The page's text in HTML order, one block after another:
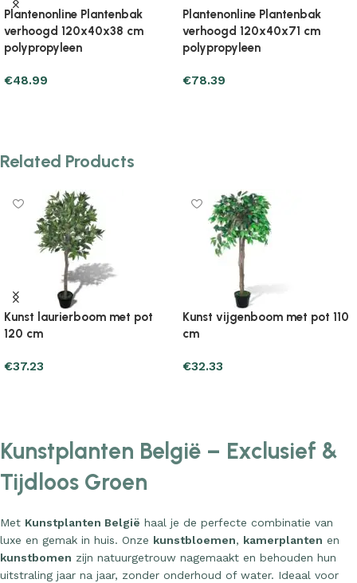
Plantenonline Plantenbak
verhoogd 120x40x71 cm
polypropyleen
€71.53
Plantenonline Plantenbak
verhoogd 160x40x23 cm
polypropyleen
€48.99
Related Products
Kunst laurierboom met pot
120 cm
€37.23
Kunst vijgenboom met pot 110
cm
€32.33
Kunstplanten België – Exclusief &
Tijdloos Groen
Met Kunstplanten België haal je de perfecte combinatie van
luxe en gemak in huis. Onze kunstbloemen, kamerplanten en
kunstbomen zijn natuurgetrouw nagemaakt en behouden hun
uitstraling jaar na jaar, zonder onderhoud of water. Ideaal voor